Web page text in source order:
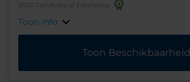
2025 Certificate of Excellence
Toon info
Toon Beschikbaarheid